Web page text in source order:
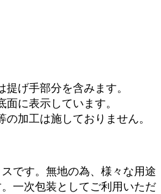
提げ手部分を含みます。
面に表示しています。
の加工は施しておりません。
です。無地の為、様々な用途
一次包装としてご利用いただ